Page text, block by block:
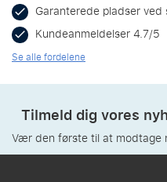
Garanterede pladser
Kundeanmeldelser 4.7/5
Se alle fordelene
Tilmeld dig vores
Vær den første til at modtage